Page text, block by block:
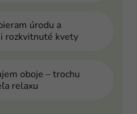
úrodu a
rozkvitnuté kvety
oboje – trochu
relaxu